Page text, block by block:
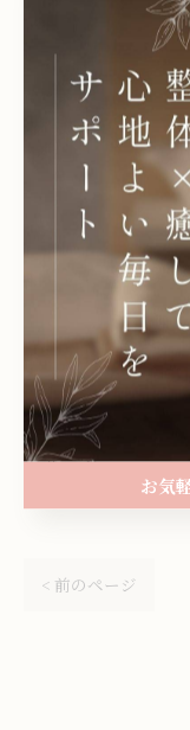
DM、ウェブサイ
ロフィールにも記
《HPからご予約
ービューティー画
#和歌山県岩出市
#リラクゼーショ
#足裏フットオイ
#オイルリンパマッ
岩出市で整体によ
ッサージ
オイルリンパマッ
< 前のページ
お気
お気